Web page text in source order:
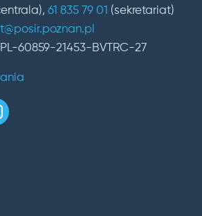
61 835 79 01 (sekretariat)
60859-21453-BVTRC-27
Facebook
w serwisie YouTube
profil w serwisie Instagram